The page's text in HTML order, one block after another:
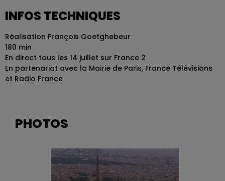
INFOS TECHNIQUES
Réalisation François Goetghebeur
180 min
En direct tous les 14 juillet sur France 2
En partenariat avec la Mairie de Paris, France Télévisions
et Radio France
PHOTOS